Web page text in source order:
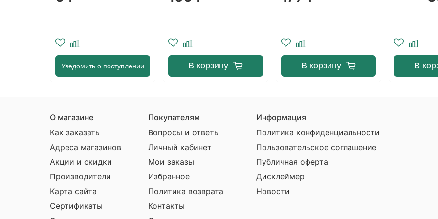
мкм)
В корзину
мкм)
В корзину В корзину В
О магазине
Как заказать
Адреса магазинов
Акции и скидки
Производители
Карта сайта
Сертификаты
Покупателям
Вопросы и ответы
Личный кабинет
Мои заказы
Избранное
Политика возврата
Контакты
Информация
Политика конфиденциальности
Пользовательское соглашение
Публичная оферта
Дисклеймер
Новости